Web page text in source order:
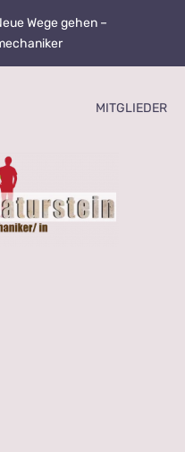
Wege gehen –
MITGLIEDER